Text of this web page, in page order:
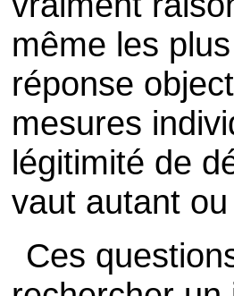
même les
réponse
mesures
légitimité de
vaut autant
Ces